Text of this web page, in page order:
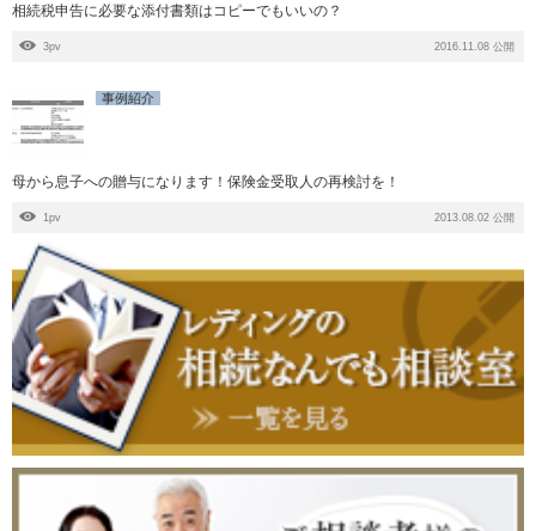
相続税申告に必要な添付書類はコピーでもいいの？
3pv 2016.11.08 公開
事例紹介
母から息子への贈与になります！保険金受取人の再検討を！
1pv 2013.08.02 公開